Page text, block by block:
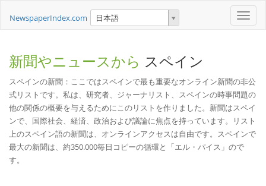
Toggle
NewspaperIndex.com 日本語
新聞やニュースから スペイン
スペインの新聞：ここではスペインで最も重要なオンライン新聞の非公
式リストです。私は、研究者、ジャーナリスト、スペインの時事問題の
他の関係の概要を与えるためにこのリストを作りました。新聞はスペイ
ンで、国際社会、経済、政治および議論に焦点を持っています。リスト
上のスペイン語の新聞は、オンラインアクセスは自由です。スペインで
最大の新聞は、約350.000毎日コピーの循環と「エル・パイス」ので
す。